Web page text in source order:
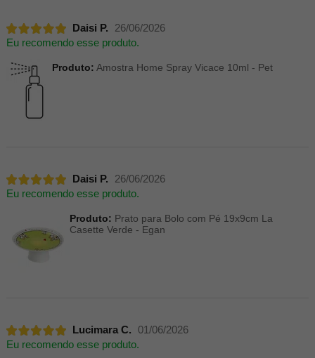
Daisi P.
26/06/2026
Eu recomendo esse produto.
Produto: Amostra Home Spray Vicace 10ml - Pet
Daisi P.
26/06/2026
Eu recomendo esse produto.
Produto: Prato para Bolo com Pé 19x9cm La
Casette Verde - Egan
Lucimara C.
01/06/2026
Eu recomendo esse produto.